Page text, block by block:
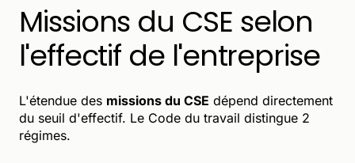
Missions du CSE selon
l'effectif de l'entreprise
L'étendue des missions du CSE dépend directement
du seuil d'effectif. Le Code du travail distingue 2
régimes.